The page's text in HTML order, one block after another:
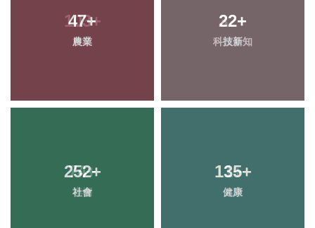
47+
農業
22+
科技新知
252+
社會
135+
健康